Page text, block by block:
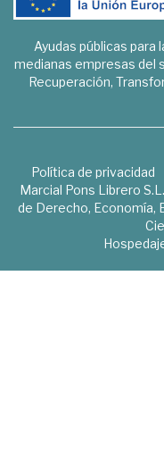
Ayudas públicas para
medianas empresas del
Recuperación,
Política de privacidad
Marcial Pons Librero
de Derecho, Economía,